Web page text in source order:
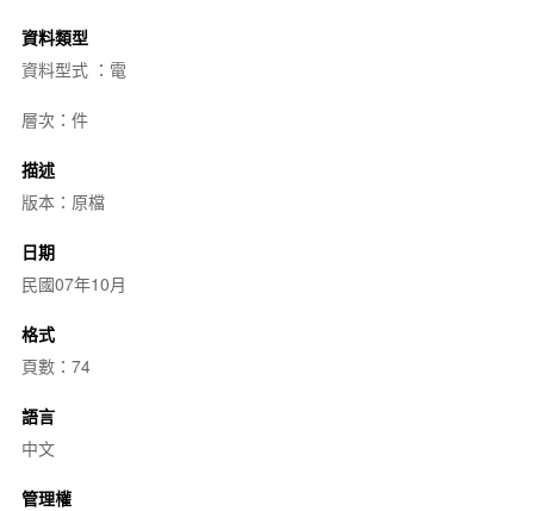
資料類型
資料型式 ：電
層次：件
描述
版本：原檔
日期
民國07年10月
格式
頁數：74
語言
中文
管理權